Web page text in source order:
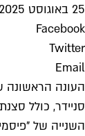
25 באוגוסט 2025
Facebook
Twitter
Email
השנייה של